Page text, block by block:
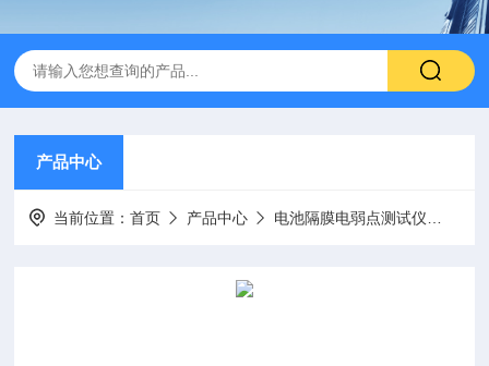
产品中心
当前位置：首页 产品中心 电池隔膜电弱点测试仪